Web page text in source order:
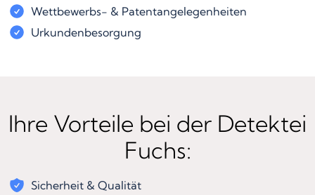
Wettbewerbs- & Patentangelegenheiten
Urkundenbesorgung
Ihre Vorteile bei der Detektei
Fuchs:
Sicherheit & Qualität